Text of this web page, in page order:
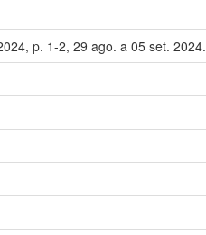
p. 1-2, 29 ago. a 05 set. 2024.